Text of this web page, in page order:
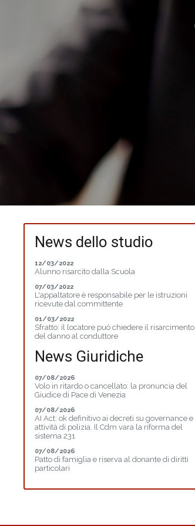
News dello studio
12/03/2022
Alunno risarcito dalla Scuola
07/03/2022
L'appaltatore è responsabile per le istruzioni
ricevute dal committente
01/03/2022
Sfratto: il locatore può chiedere il risarcimento
del danno al conduttore
News Giuridiche
07/08/2026
Volo in ritardo o cancellato: la pronuncia del
Giudice di Pace di Venezia
07/08/2026
AI Act: ok definitivo ai decreti su governance e
attività di polizia. Il Cdm vara la riforma del
sistema 231
07/08/2026
Patto di famiglia e riserva al donante di diritti
particolari